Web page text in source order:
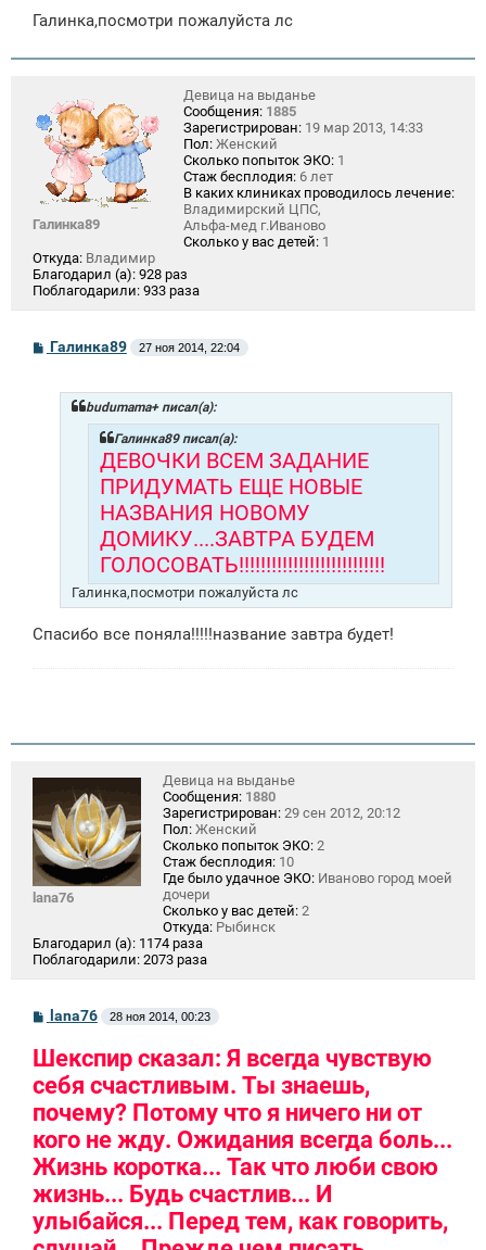
Галинка,посмотри пожалуйста лс
Галинка89
Девица на выданье
Сообщения: 1885
Зарегистрирован: 19 мар 2013, 14:33
Пол: Женский
Сколько попыток ЭКО: 1
Стаж бесплодия: 6 лет
В каких клиниках проводилось лечение:
Владимирский ЦПС,
Альфа-мед г.Иваново
Сколько у вас детей: 1
Откуда: Владимир
Благодарил (а): 928 раз
Поблагодарили: 933 раза
СГалинка89 27 ноя 2014, 22:04
budumama+ писал(а):
Галинка89 писал(а):
ДЕВОЧКИ ВСЕМ ЗАДАНИЕ
ПРИДУМАТЬ ЕЩЕ НОВЫЕ
НАЗВАНИЯ НОВОМУ
ДОМИКУ....ЗАВТРА БУДЕМ
ГОЛОСОВАТЬ!!!!!!!!!!!!!!!!!!!!!!!!!!!
Галинка,посмотри пожалуйста лс
Спасибо все поняла!!!!!название завтра будет!
lana76
Девица на выданье
Сообщения: 1880
Зарегистрирован: 29 сен 2012, 20:12
Пол: Женский
Сколько попыток ЭКО: 2
Стаж бесплодия: 10
Где было удачное ЭКО: Иваново город моей
дочери
Сколько у вас детей: 2
Откуда: Рыбинск
Благодарил (а): 1174 раза
Поблагодарили: 2073 раза
С
е
н
и
е
lana76 28 ноя 2014, 00:23
Шекспир сказал: Я всегда чувствую
себя счастливым. Ты знаешь,
почему? Потому что я ничего ни от
кого не жду. Ожидания всегда боль...
Жизнь коротка... Так что люби свою
жизнь... Будь счастлив... И
улыбайся... Перед тем, как говорить,